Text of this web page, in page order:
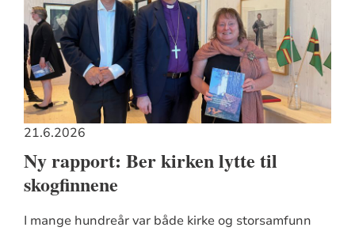
21.6.2026
Ny rapport: Ber kirken lytte til
skogfinnene
I mange hundreår var både kirke og storsamfunn